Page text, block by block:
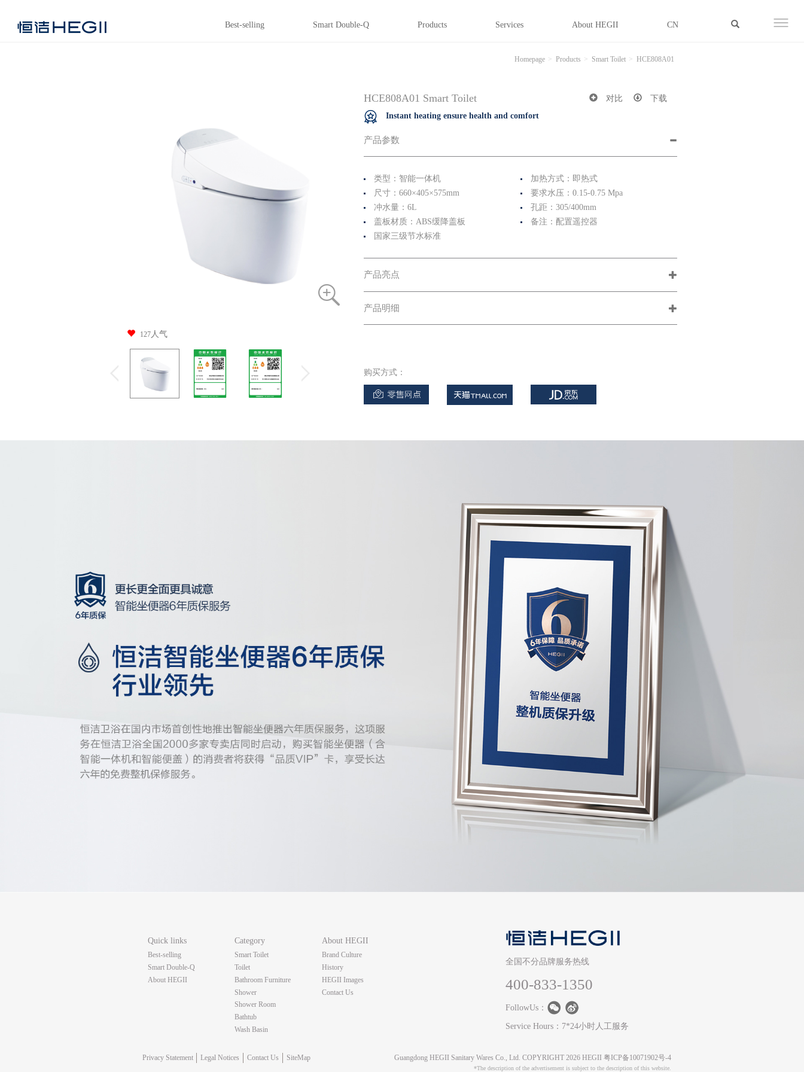
Best-selling Smart Double-Q Products Services About HEGII CN
Homepage Products Smart Toilet HCE808A01
127人气
对比 下载
HCE808A01 Smart Toilet
Instant heating ensure health and comfort
产品参数
类型：智能一体机
加热方式：即热式
尺寸：660×405×575mm
要求水压：0.15-0.75 Mpa
冲水量：6L
孔距：305/400mm
盖板材质：ABS缓降盖板
备注：配置遥控器
国家三级节水标准
产品亮点
产品明细
购买方式：
Quick links
Best-selling
Smart Double-Q
About HEGII
Category
Smart Toilet
Toilet
Bathroom Furniture
Shower
Shower Room
Bathtub
Wash Basin
About HEGII
Brand Culture
History
HEGII Images
Contact Us
全国不分品牌服务热线
400-833-1350
FollowUs：
Service Hours：7*24小时人工服务
Privacy Statement Legal Notices Contact Us SiteMap Guangdong HEGII Sanitary Wares Co., Ltd. COPYRIGHT 2026 HEGII 粤ICP备10071902号-4
*The description of the advertisement is subject to the description of this website.